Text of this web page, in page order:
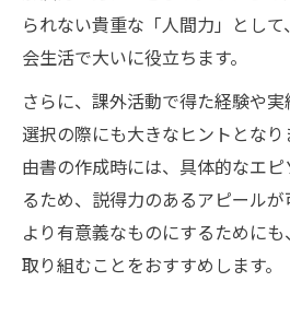
られない貴重な「人間力」とし
会生活で大いに役立ちます。
さらに、課外活動で得た経験や
選択の際にも大きなヒントとなり
由書の作成時には、具体的なエ
るため、説得力のあるアピール
より有意義なものにするために
取り組むことをおすすめします。